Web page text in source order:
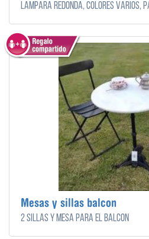
Lampara redonda, colores varios,
Mesas y sillas balcon
2 sillas y mesa para el balcón